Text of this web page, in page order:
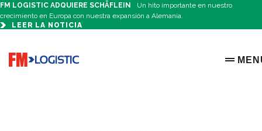
FM LOGISTIC ADQUIERE SCHÄFLEIN
Un hito importante en nuestro
crecimiento en Europa con nuestra expansión a Alemania.
LEER LA NOTICIA
Go to home page
OPEN